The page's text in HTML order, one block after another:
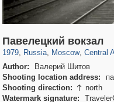
Павелецкий вокзал
1979, Russia
1,407,206 29,248
, Moscow
319,878 8,286
, Central
160,021 5,916
Author:
Валерий Шитов
Shooting location address:
Shooting direction:  north
Watermark signature: